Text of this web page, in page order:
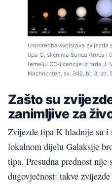
Usporedba svojstava zvijezda
tipa G, sličnima Suncu (treća i
temelju CC-licencije iz rada J.-
Nachrichten, sv. 342, br. 3, str.
Zašto su
zanimljive za
Zvijezde tipa K hladnije su i
lokalnom dijelu Galaksije
tipa. Presudna prednost nije
dugovječnost: takve